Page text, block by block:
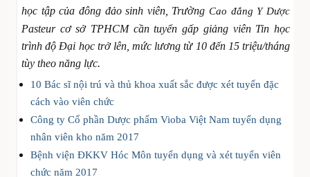
học tập của đông đảo sinh viên, TrườngCao đẳng Y Dược
Pasteur cơ sở TPHCM cần tuyển gấp giảng viên Tin học
trình độ Đại học trở lên, mức lương từ 10 đến 15 triệu/tháng
tùy theo năng lực.
10 Bác sĩ nội trú và thủ khoa xuất sắc được xét tuyển đặc
cách vào viên chức
Công ty Cổ phần Dược phẩm Vioba Việt Nam tuyển dụng
nhân viên kho năm 2017
Bệnh viện ĐKKV Hóc Môn tuyển dụng và xét tuyển viên
chức năm 2017